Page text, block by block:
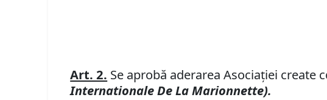
Art. 2. Se aprobă aderarea Asociaţiei
Internationale De La Marionnette).